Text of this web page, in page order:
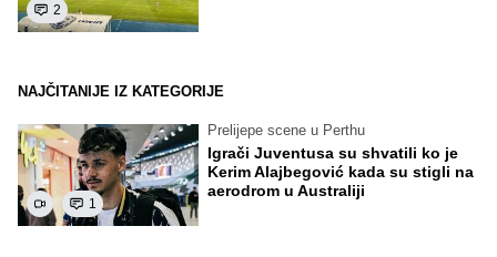
2
NAJČITANIJE IZ KATEGORIJE
1
Prelijepe scene u Perthu
Igrači Juventusa su shvatili ko je
Kerim Alajbegović kada su stigli na
aerodrom u Australiji